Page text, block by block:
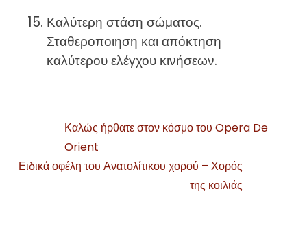
Καλύτερη στάση σώματος.
Σταθεροποιηση και απόκτηση
καλύτερου ελέγχου κινήσεων.
Καλώς ήρθατε στον κόσμο του Opera De
Orient
Ειδικά οφέλη του Ανατολίτικου χορού – Χορός
της κοιλιάς